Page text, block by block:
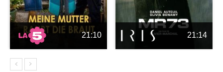
21:10 21:14